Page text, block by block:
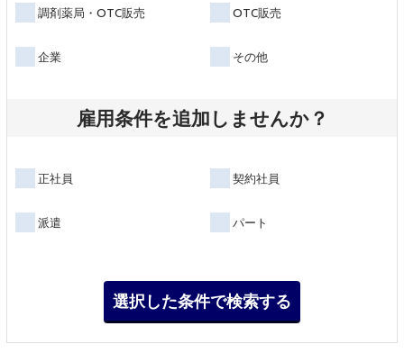
調剤薬局・OTC販売 OTC販売
企業 その他
雇用条件を追加しませんか？
正社員 契約社員
派遣 パート